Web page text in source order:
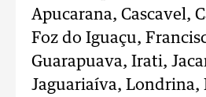
Apucarana, Cascavel,
Foz do Iguaçu,
Guarapuava, Irati,
Jaguariaíva, Londrina,